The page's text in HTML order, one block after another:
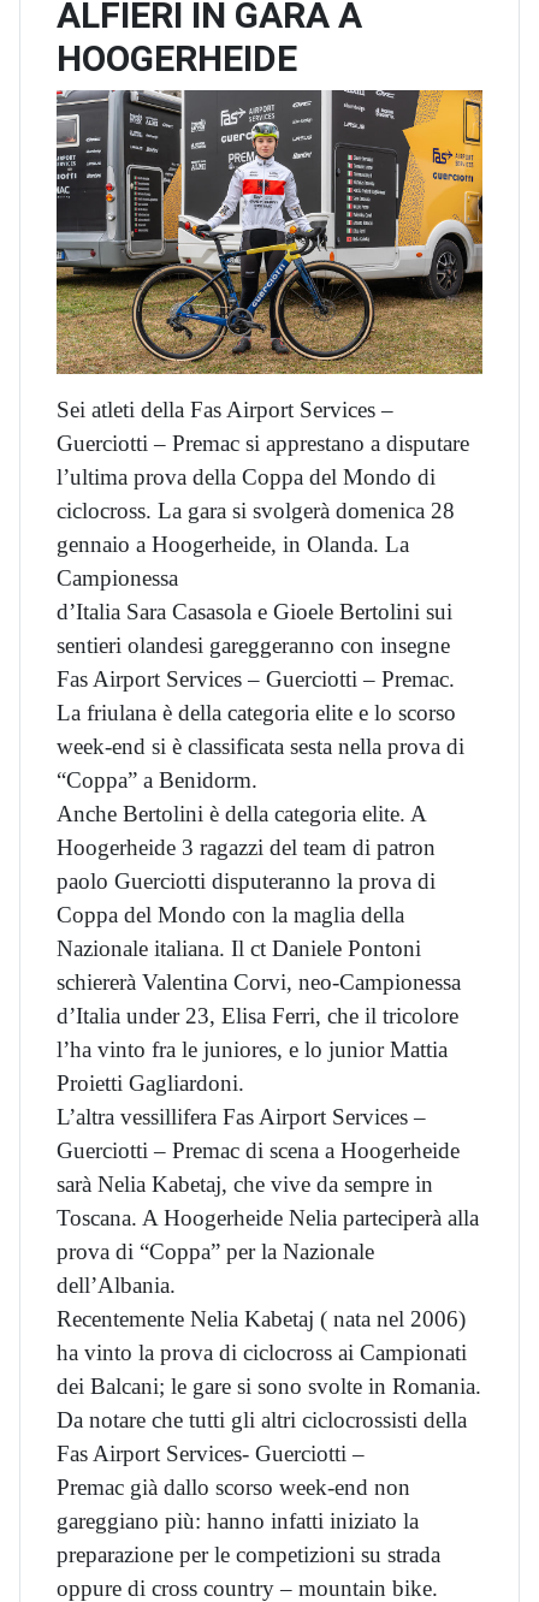
ALFIERI IN GARA A
HOOGERHEIDE
Sei atleti della Fas Airport Services –
Guerciotti – Premac si apprestano a disputare
l’ultima prova della Coppa del Mondo di
ciclocross. La gara si svolgerà domenica 28
gennaio a Hoogerheide, in Olanda. La
Campionessa
d’Italia Sara Casasola e Gioele Bertolini sui
sentieri olandesi gareggeranno con insegne
Fas Airport Services – Guerciotti – Premac.
La friulana è della categoria elite e lo scorso
week-end si è classificata sesta nella prova di
“Coppa” a Benidorm.
Anche Bertolini è della categoria elite. A
Hoogerheide 3 ragazzi del team di patron
paolo Guerciotti disputeranno la prova di
Coppa del Mondo con la maglia della
Nazionale italiana. Il ct Daniele Pontoni
schiererà Valentina Corvi, neo-Campionessa
d’Italia under 23, Elisa Ferri, che il tricolore
l’ha vinto fra le juniores, e lo junior Mattia
Proietti Gagliardoni.
L’altra vessillifera Fas Airport Services –
Guerciotti – Premac di scena a Hoogerheide
sarà Nelia Kabetaj, che vive da sempre in
Toscana. A Hoogerheide Nelia parteciperà alla
prova di “Coppa” per la Nazionale
dell’Albania.
Recentemente Nelia Kabetaj ( nata nel 2006)
ha vinto la prova di ciclocross ai Campionati
dei Balcani; le gare si sono svolte in Romania.
Da notare che tutti gli altri ciclocrossisti della
Fas Airport Services- Guerciotti –
Premac già dallo scorso week-end non
gareggiano più: hanno infatti iniziato la
preparazione per le competizioni su strada
oppure di cross country – mountain bike.